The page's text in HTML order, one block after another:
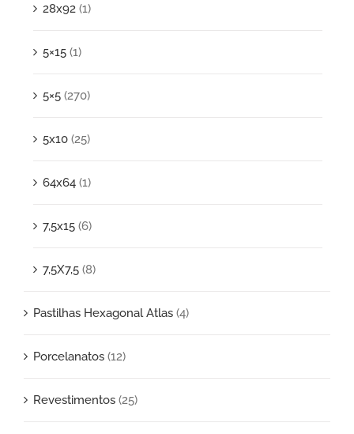
28x92 (1)
5×15 (1)
5×5 (270)
5x10 (25)
64x64 (1)
7,5x15 (6)
7,5X7,5 (8)
Pastilhas Hexagonal Atlas (4)
Porcelanatos (12)
Revestimentos (25)